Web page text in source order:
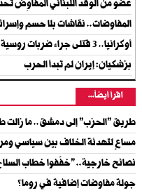
عضو من الوفد اللبناني المفاوِض
المفاوضات.. نقاشات بلا حسم
أوكرانيا.. 3 قتلى جراء ضربات روسية بمنطقة كييف
بزشكيان: إيران لم تبدأ الحرب
اقرأ أيضاً...
طريق "الحزب" إلى دمشق.. ما زالت
مساعٍ لتهدئة الخلاف بين سياسي
نصائح خارجية.. "خفّفوا خطاب
جولة مفاوضات إضافية في روما؟